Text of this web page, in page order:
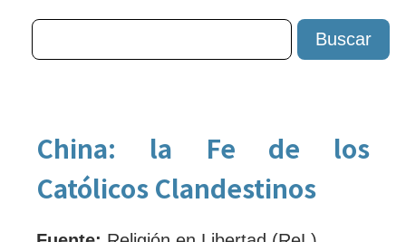
China: la Fe de los
Católicos Clandestinos